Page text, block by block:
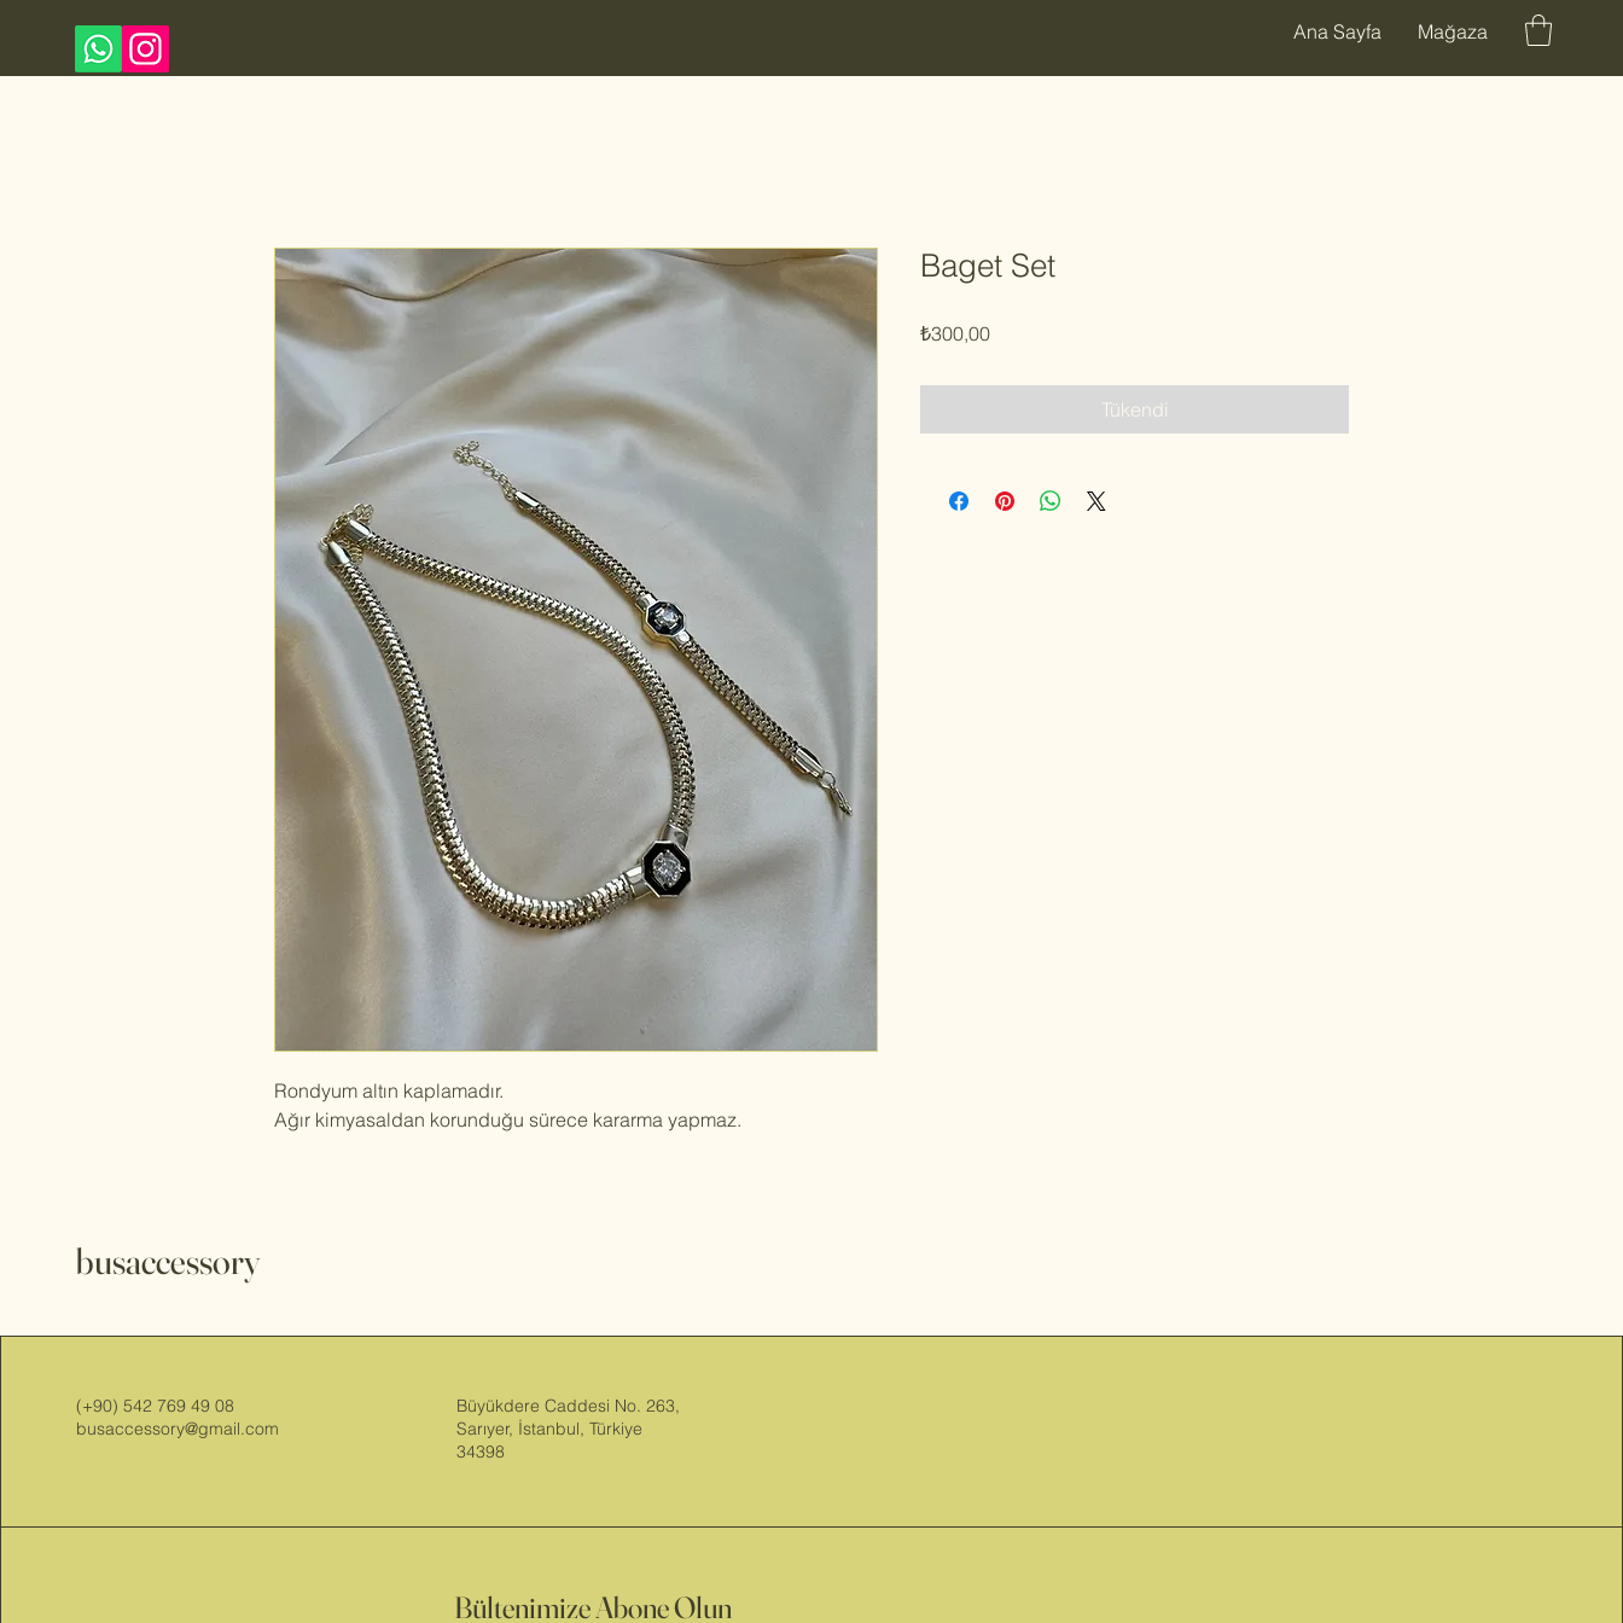
Ana Sayfa Mağaza
Rondyum altın kaplamadır.
Ağır kimyasaldan korunduğu sürece kararma yapmaz.
Baget Set
₺300,00Fiyat
Tükendi
busaccessory
(+90) 542 769 49 08
busaccessory@gmail.com
Büyükdere Caddesi No. 263,
Sarıyer, İstanbul, Türkiye
34398
Bültenimize Abone Olun